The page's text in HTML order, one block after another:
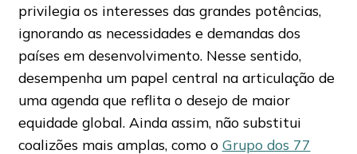
privilegia os interesses das grandes potências,
ignorando as necessidades e demandas dos
países em desenvolvimento. Nesse sentido,
desempenha um papel central na articulação de
uma agenda que reflita o desejo de maior
equidade global. Ainda assim, não substitui
coalizões mais amplas, como o Grupo dos 77